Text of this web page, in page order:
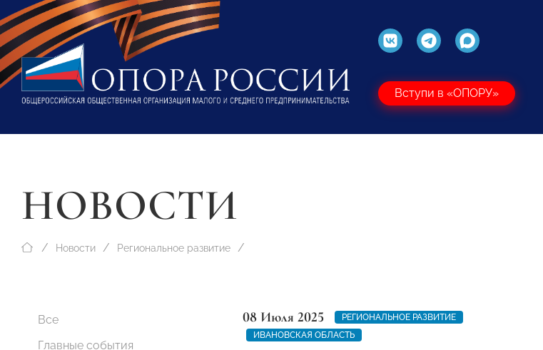
Вступи в «ОПОРУ»
НОВОСТИ
Новости Региональное развитие
Все
Главные события
08 Июля 2025
РЕГИОНАЛЬНОЕ РАЗВИТИЕ
ИВАНОВСКАЯ ОБЛАСТЬ